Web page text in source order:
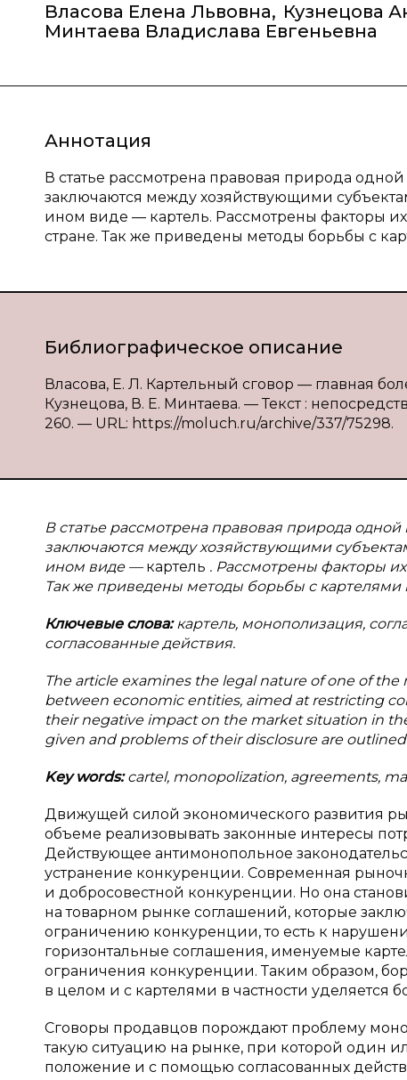
Власова Елена Львовна, Кузнецова
Минтаева Владислава Евгеньевна
Аннотация
В статье рассмотрена правовая природа
заключаются между хозяйствующими
ином виде — картель. Рассмотрены факторы
стране. Так же приведены методы борьбы с
Библиографическое описание
Власова, Е. Л. Картельный сговор — главная
Кузнецова, В. Е. Минтаева. — Текст :
260. — URL: https://moluch.ru/archive/337/75298.
В статье рассмотрена правовая природа
заключаются между хозяйствующими
ином виде — картель . Рассмотрены факторы
Так же приведены методы борьбы с
Ключевые слова:картель, монополизация,
согласованные действия.
The article examines the legal nature of one of
between economic entities, aimed at restricting
their negative impact on the market situation in
given and problems of their disclosure are
Key words:cartel, monopolization, agreements,
Движущей силой экономического развития
объеме реализовывать законные интересы
Действующее антимонопольное
устранение конкуренции. Современная
и добросовестной конкуренции. Но она
на товарном рынке соглашений, которые
ограничению конкуренции, то есть к
горизонтальные соглашения, именуемые
ограничения конкуренции. Таким образом,
в целом и с картелями в частности уделяется
Сговоры продавцов порождают проблему
такую ситуацию на рынке, при которой один
положение и с помощью согласованных